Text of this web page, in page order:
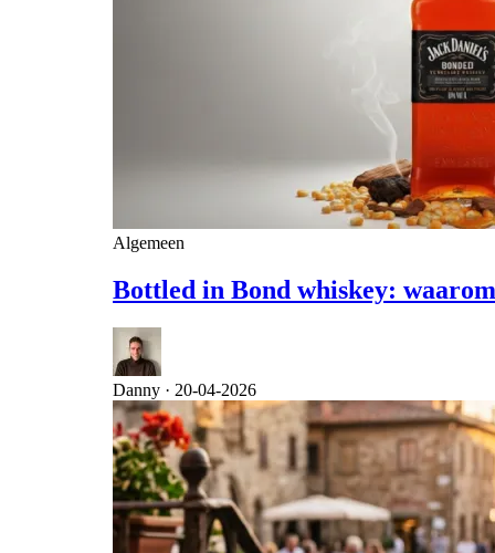
Algemeen
Bottled in Bond whiskey:
Danny · 20-04-2026